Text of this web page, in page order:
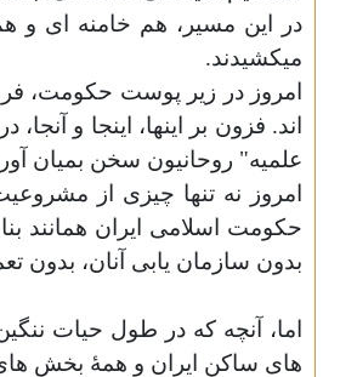
در این مسیر، هم خامنه ای و
میکشیدند.
امروز در زیر پوست حکومت،
اند. فزون بر اینها، اینجا و
علمیه" روحانیون سخن بمیان
امروز نه تنها چیزی از
حکومت اسلامی ایران همانند
بدون سازمان یابی آنان، بدون
اما، آنچه که در طول حیات
های ساکن ایران و همۀ بخش